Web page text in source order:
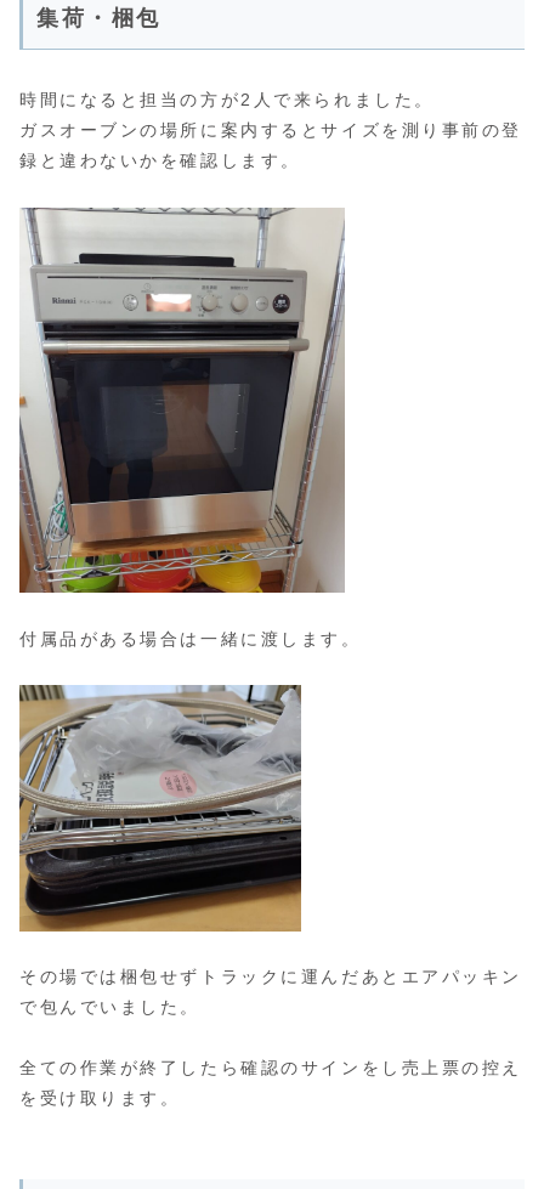
集荷・梱包
時間になると担当の方が2人で来られました。
ガスオーブンの場所に案内するとサイズを測り事前の登
録と違わないかを確認します。
付属品がある場合は一緒に渡します。
その場では梱包せずトラックに運んだあとエアパッキン
で包んでいました。
全ての作業が終了したら確認のサインをし売上票の控え
を受け取ります。